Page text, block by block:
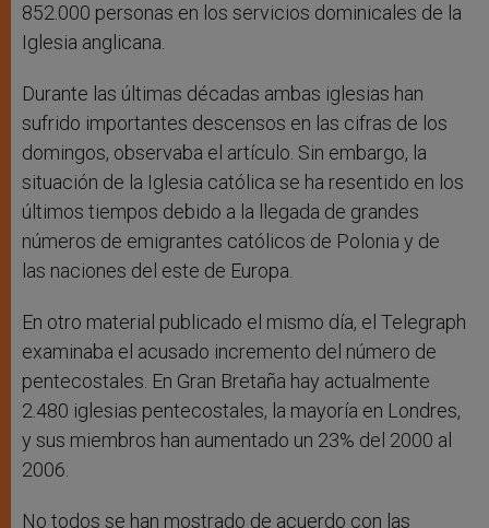
852.000 personas en los servicios dominicales de la
Iglesia anglicana.
Durante las últimas décadas ambas iglesias han
sufrido importantes descensos en las cifras de los
domingos, observaba el artículo. Sin embargo, la
situación de la Iglesia católica se ha resentido en los
últimos tiempos debido a la llegada de grandes
números de emigrantes católicos de Polonia y de
las naciones del este de Europa.
En otro material publicado el mismo día, el Telegraph
examinaba el acusado incremento del número de
pentecostales. En Gran Bretaña hay actualmente
2.480 iglesias pentecostales, la mayoría en Londres,
y sus miembros han aumentado un 23% del 2000 al
2006.
No todos se han mostrado de acuerdo con las